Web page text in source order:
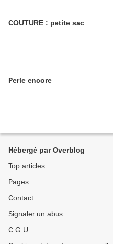
COUTURE : petite sac
Perle encore
Hébergé par Overblog
Top articles
Pages
Contact
Signaler un abus
C.G.U.